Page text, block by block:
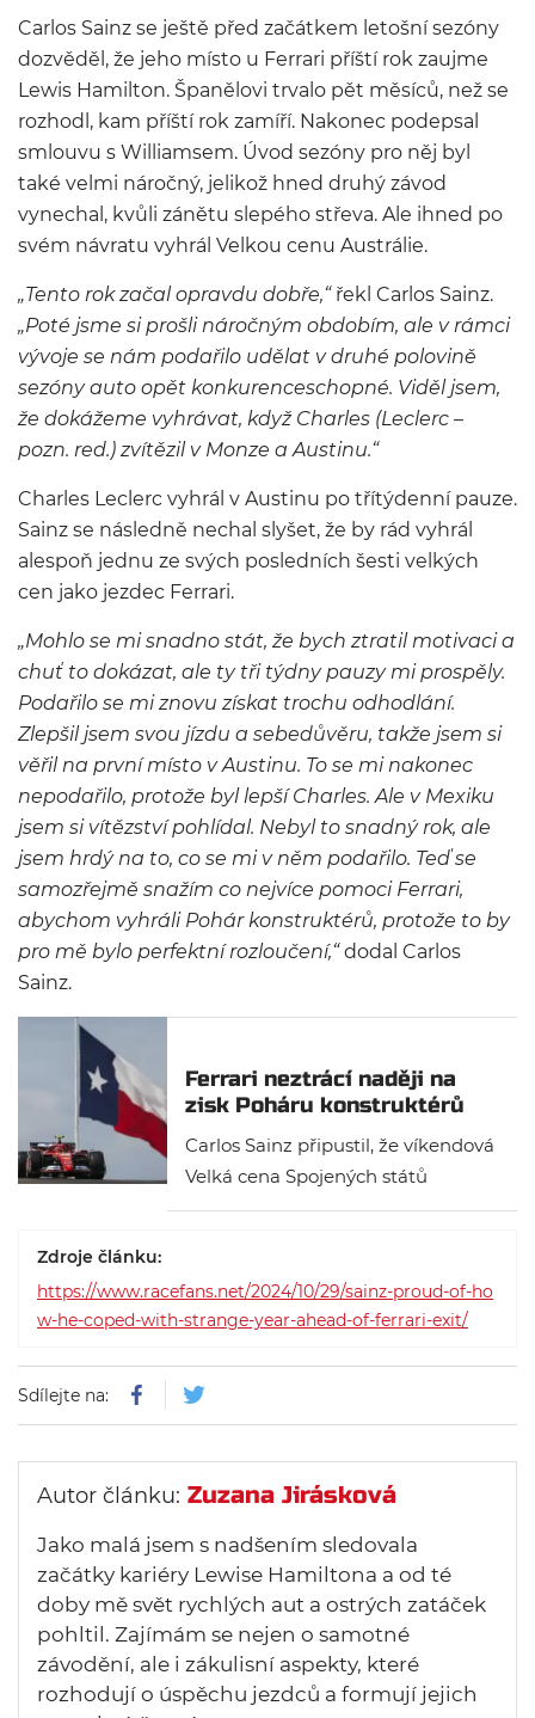
Carlos Sainz se ještě před začátkem letošní sezóny
dozvěděl, že jeho místo u Ferrari příští rok zaujme
Lewis Hamilton. Španělovi trvalo pět měsíců, než se
rozhodl, kam příští rok zamíří. Nakonec podepsal
smlouvu s Williamsem. Úvod sezóny pro něj byl
také velmi náročný, jelikož hned druhý závod
vynechal, kvůli zánětu slepého střeva. Ale ihned po
svém návratu vyhrál Velkou cenu Austrálie.
„Tento rok začal opravdu dobře,“ řekl Carlos Sainz.
„Poté jsme si prošli náročným obdobím, ale v rámci
vývoje se nám podařilo udělat v druhé polovině
sezóny auto opět konkurenceschopné. Viděl jsem,
že dokážeme vyhrávat, když Charles (Leclerc –
pozn. red.) zvítězil v Monze a Austinu.“
Charles Leclerc vyhrál v Austinu po třítýdenní pauze.
Sainz se následně nechal slyšet, že by rád vyhrál
alespoň jednu ze svých posledních šesti velkých
cen jako jezdec Ferrari.
„Mohlo se mi snadno stát, že bych ztratil motivaci a
chuť to dokázat, ale ty tři týdny pauzy mi prospěly.
Podařilo se mi znovu získat trochu odhodlání.
Zlepšil jsem svou jízdu a sebedůvěru, takže jsem si
věřil na první místo v Austinu. To se mi nakonec
nepodařilo, protože byl lepší Charles. Ale v Mexiku
jsem si vítězství pohlídal. Nebyl to snadný rok, ale
jsem hrdý na to, co se mi v něm podařilo. Teď se
samozřejmě snažím co nejvíce pomoci Ferrari,
abychom vyhráli Pohár konstruktérů, protože to by
pro mě bylo perfektní rozloučení,“dodal Carlos
Sainz.
Ferrari neztrácí naději na
zisk Poháru konstruktérů
Carlos Sainz připustil, že víkendová
Velká cena Spojených států
rozhodne o tom, zda bude mít
konstruktérů.
Zdroje článku:
https://www.racefans.net/2024/10/29/sainz-proud-of-ho
w-he-coped-with-strange-year-ahead-of-ferrari-exit/
Sdílejte na:
Autor článku: Zuzana Jirásková
Jako malá jsem s nadšením sledovala
začátky kariéry Lewise Hamiltona a od té
doby mě svět rychlých aut a ostrých zatáček
pohltil. Zajímám se nejen o samotné
závodění, ale i zákulisní aspekty, které
rozhodují o úspěchu jezdců a formují jejich